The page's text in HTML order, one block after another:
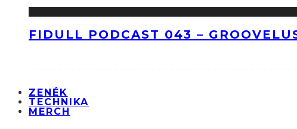
FIDULL PODCAST 043 –
ZENÉK
TECHNIKA
MERCH